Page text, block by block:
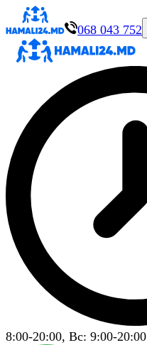
068 043 752
8:00-20:00, Вс: 9:00-20:00